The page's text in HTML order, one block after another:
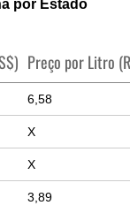
por Estado
Preço por Litro
6,58
X
X
3,89